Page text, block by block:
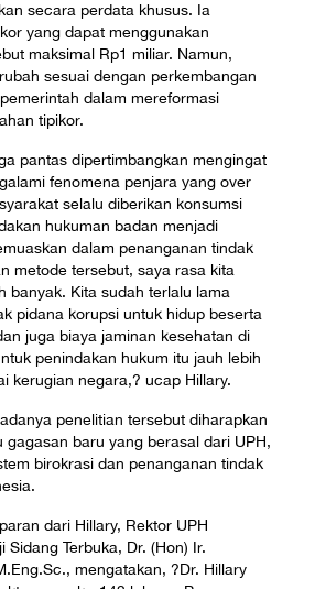
secara perdata khusus. Ia
yang dapat menggunakan
maksimal Rp1 miliar. Namun,
sesuai dengan perkembangan
dalam mereformasi
tipikor.
pantas dipertimbangkan mengingat
fenomena penjara yang over
selalu diberikan konsumsi
hukuman badan menjadi
dalam penanganan tindak
metode tersebut, saya rasa kita
banyak. Kita sudah terlalu lama
pidana korupsi untuk hidup beserta
juga biaya jaminan kesehatan di
penindakan hukum itu jauh lebih
kerugian negara,? ucap Hillary.
penelitian tersebut diharapkan
gagasan baru yang berasal dari UPH,
birokrasi dan penanganan tindak
dari Hillary, Rektor UPH
Sidang Terbuka, Dr. (Hon) Ir.
mengatakan, ?Dr. Hillary